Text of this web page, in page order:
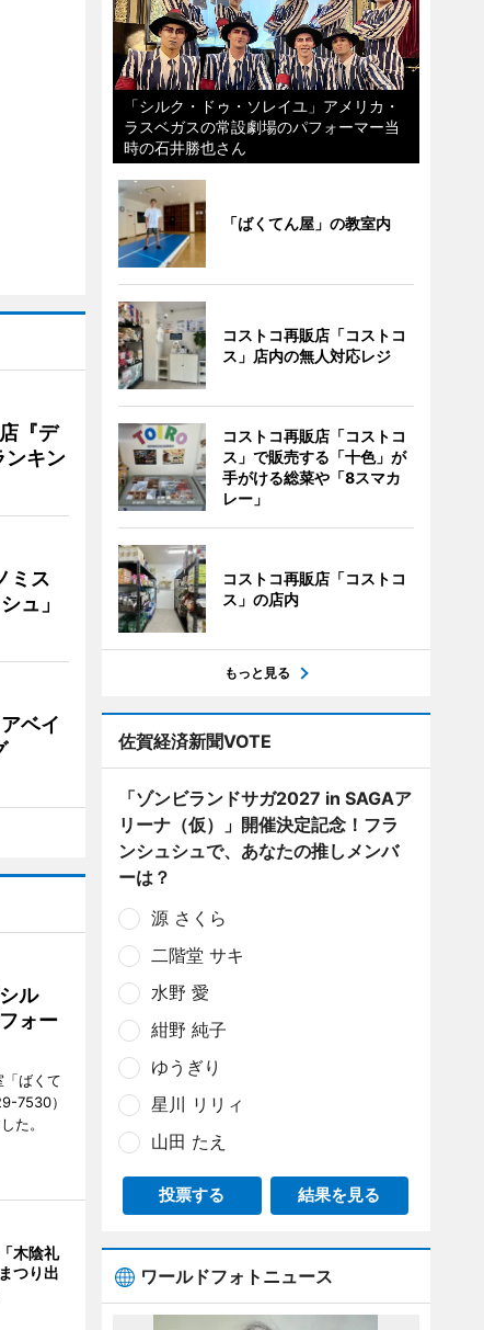
『デ
ンキン
ミス
ュ」
ベイ
ル
ォー
ばくて
7530）
た。
木陰礼
つり出
「シルク・ドゥ・ソレイユ」アメリカ・
ラスベガスの常設劇場のパフォーマー当
時の石井勝也さん
「ばくてん屋」の教室内
コストコ再販店「コストコ
ス」店内の無人対応レジ
コストコ再販店「コストコ
ス」で販売する「十色」が
手がける総菜や「8スマカ
レー」
コストコ再販店「コストコ
ス」の店内
もっと見る
佐賀経済新聞VOTE
「ゾンビランドサガ2027 in SAGAア
リーナ（仮）」開催決定記念！フラ
ンシュシュで、あなたの推しメンバ
ーは？
源 さくら
二階堂 サキ
水野 愛
紺野 純子
ゆうぎり
星川 リリィ
山田 たえ
投票する 結果を見る
ワールドフォトニュース